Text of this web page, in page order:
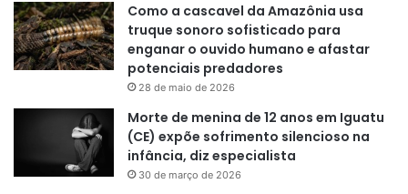
Como a cascavel da Amazônia usa
truque sonoro sofisticado para
enganar o ouvido humano e afastar
potenciais predadores
28 de maio de 2026
Morte de menina de 12 anos em Iguatu
(CE) expõe sofrimento silencioso na
infância, diz especialista
30 de março de 2026